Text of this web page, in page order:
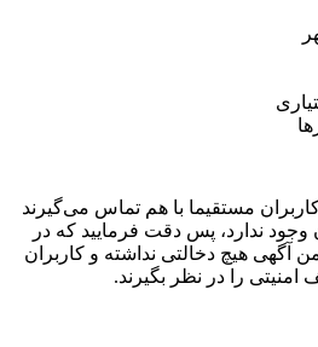
مستقیما با هم تماس می‌گیرند
ندارد، پس دقت فرمایید که در
هیچ دخالتی نداشته و کاربران
را در نظر بگیرند.